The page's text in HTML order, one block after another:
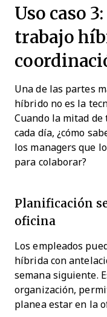
Uso caso
trabajo
Una de las partes
híbrido no es la
Cuando la mitad de
cada día, ¿cómo
los managers que
para colaborar?
Planificación
oficina
Los empleados
híbrida con
semana siguiente.
organización,
planea estar en la